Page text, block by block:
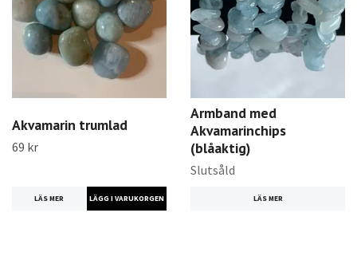
Akvamarin trumlad
69 kr
LÄS MER
Armband med
Akvamarinchips
(blåaktig)
Slutsåld
LÄS MER